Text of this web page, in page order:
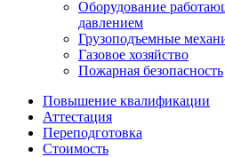
Оборудование
давлением
Грузо­подъемные
Газовое хозяйство
Пожарная безопасность
Повышение квалификации
Аттестация
Переподготовка
Стоимость